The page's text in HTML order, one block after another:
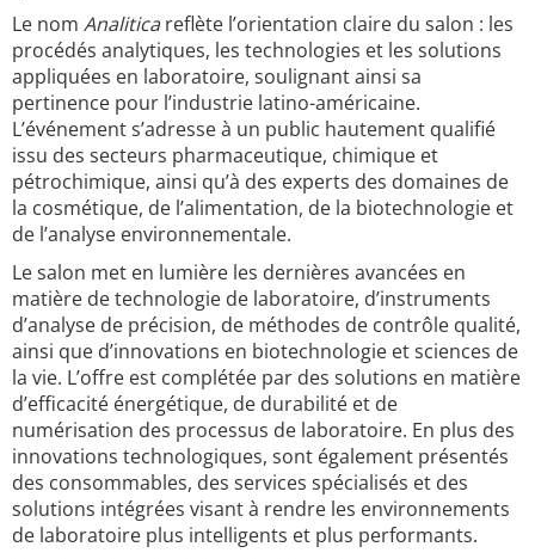
Le nom Analiticareflète l’orientation claire du salon : les
procédés analytiques, les technologies et les solutions
appliquées en laboratoire, soulignant ainsi sa
pertinence pour l’industrie latino-américaine.
L’événement s’adresse à un public hautement qualifié
issu des secteurs pharmaceutique, chimique et
pétrochimique, ainsi qu’à des experts des domaines de
la cosmétique, de l’alimentation, de la biotechnologie et
de l’analyse environnementale.
Le salon met en lumière les dernières avancées en
matière de technologie de laboratoire, d’instruments
d’analyse de précision, de méthodes de contrôle qualité,
ainsi que d’innovations en biotechnologie et sciences de
la vie. L’offre est complétée par des solutions en matière
d’efficacité énergétique, de durabilité et de
numérisation des processus de laboratoire. En plus des
innovations technologiques, sont également présentés
des consommables, des services spécialisés et des
solutions intégrées visant à rendre les environnements
de laboratoire plus intelligents et plus performants.